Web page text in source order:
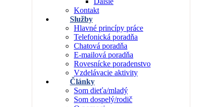
Kontakt
Služby
Hlavné princípy práce
Telefonická poradňa
Chatová poradňa
E-mailová poradňa
Rovesnícke poradenstvo
Vzdelávacie aktivity
Články
Som dieťa/mladý
Som dospelý/rodič